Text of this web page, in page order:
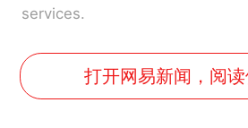
services.
打开网易新闻，阅